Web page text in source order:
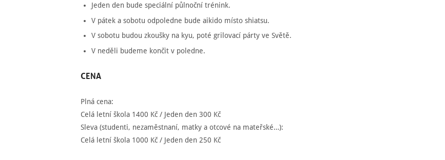
Jeden den bude speciální půlnoční trénink.
V pátek a sobotu odpoledne bude aikido místo shiatsu.
V sobotu budou zkoušky na kyu, poté grilovací párty ve Světě.
V neděli budeme končit v poledne.
CENA
Plná cena:
Celá letní škola 1400 Kč / Jeden den 300 Kč
Sleva (studenti, nezaměstnaní, matky a otcové na mateřské…):
Celá letní škola 1000 Kč / Jeden den 250 Kč